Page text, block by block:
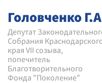
Головченко
Депутат
Собрания
края VII созыва,
попечитель
Благотворительного
Фонда "Поколение"